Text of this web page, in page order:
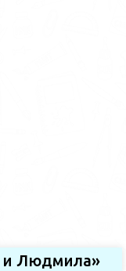
и Людмила»